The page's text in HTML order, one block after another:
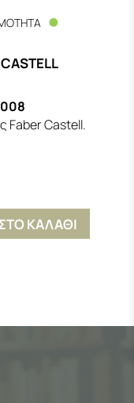
Faber Castell.
ΚΑΛΑΘΙ